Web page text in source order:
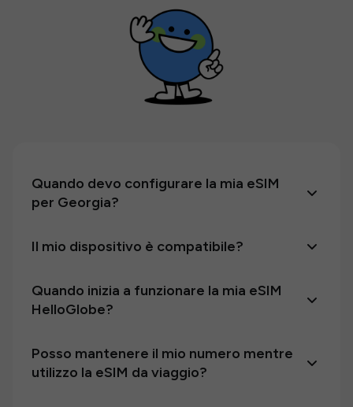
Quando devo configurare la mia eSIM
per Georgia?
Il mio dispositivo è compatibile?
Quando inizia a funzionare la mia eSIM
HelloGlobe?
Posso mantenere il mio numero mentre
utilizzo la eSIM da viaggio?